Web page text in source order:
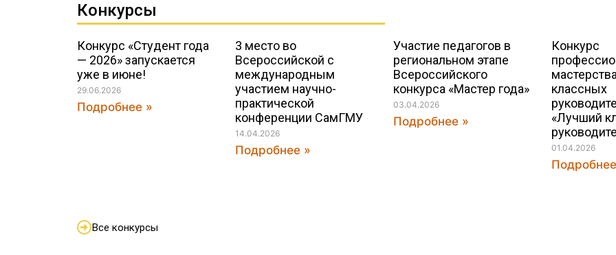
Конкурсы
Конкурс «Студент года
— 2026» запускается
уже в июне!
29.06.2026
Подробнее »
3 место во
Всероссийской c
международным
участием научно-
практической
конференции СамГМУ
14.04.2026
Подробнее »
Участие педагогов в
региональном этапе
Всероссийского
конкурса «Мастер года»
03.04.2026
Подробнее »
Конкурс
классных
«Лучший
01.04.2026
Все конкурсы